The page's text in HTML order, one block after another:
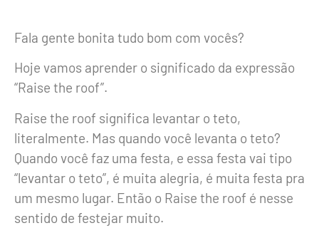
Fala gente bonita tudo bom com vocês?
Hoje vamos aprender o significado da expressão
“Raise the roof”.
Raise the roof significa levantar o teto,
literalmente. Mas quando você levanta o teto?
Quando você faz uma festa, e essa festa vai tipo
“levantar o teto”, é muita alegria, é muita festa pra
um mesmo lugar. Então o Raise the roof é nesse
sentido de festejar muito.